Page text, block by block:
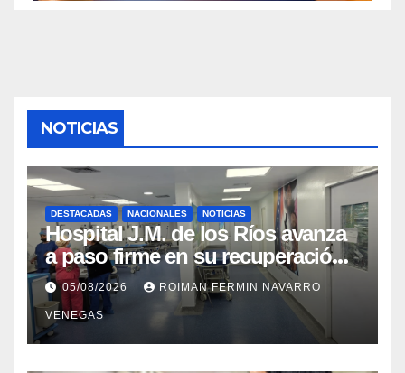
NOTICIAS
DESTACADAS NACIONALES NOTICIAS
Hospital J.M. de los Ríos avanza
a paso firme en su recuperación
tras los recientes eventos
sísmicos
05/08/2026 ROIMAN FERMIN NAVARRO
VENEGAS